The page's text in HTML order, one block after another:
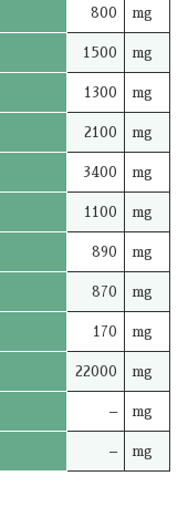
800 mg
1500 mg
1300 mg
2100 mg
3400 mg
1100 mg
890 mg
870 mg
170 mg
22000 mg
– mg
– mg